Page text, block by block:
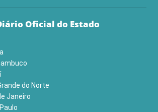
Oficial do Estado
do Norte
Janeiro